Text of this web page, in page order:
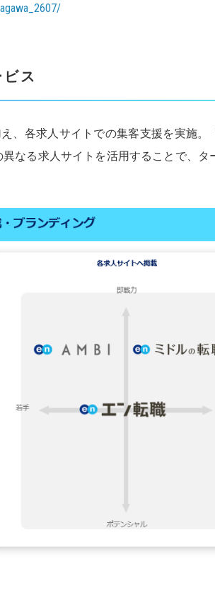
ス
、各求人サイトでの集客支援を実施。
なる求人サイトを活用することで、タ